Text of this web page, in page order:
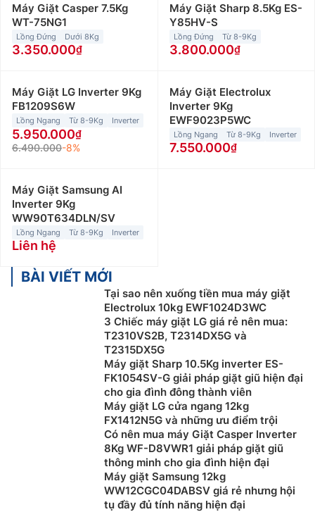
Máy Giặt Casper 7.5Kg
WT-75NG1
Lồng Đứng Dưới 8Kg
3.350.000
Máy Giặt Sharp 8.5Kg ES-
Y85HV-S
Lồng Đứng Từ 8-9Kg
3.800.000
Máy Giặt LG Inverter 9Kg
FB1209S6W
Lồng Ngang Từ 8-9Kg Inverter
5.950.000
6.490.000-8%
Máy Giặt Electrolux
Inverter 9Kg
EWF9023P5WC
Lồng Ngang Từ 8-9Kg Inverter
7.550.000
Máy Giặt Samsung AI
Inverter 9Kg
WW90T634DLN/SV
Lồng Ngang Từ 8-9Kg Inverter
Liên hệ
BÀI VIẾT MỚI
Tại sao nên xuống tiền mua máy giặt
Electrolux 10kg EWF1024D3WC
3 Chiếc máy giặt LG giá rẻ nên mua:
T2310VS2B, T2314DX5G và
T2315DX5G
Máy giặt Sharp 10.5Kg inverter ES-
FK1054SV-G giải pháp giặt giũ hiện đại
cho gia đình đông thành viên
Máy giặt LG cửa ngang 12kg
FX1412N5G và những ưu điểm trội
Có nên mua máy Giặt Casper Inverter
8Kg WF-D8VWR1 giải pháp giặt giũ
thông minh cho gia đình hiện đại
Máy giặt Samsung 12kg
WW12CGC04DABSV giá rẻ nhưng hội
tụ đầy đủ tính năng hiện đại